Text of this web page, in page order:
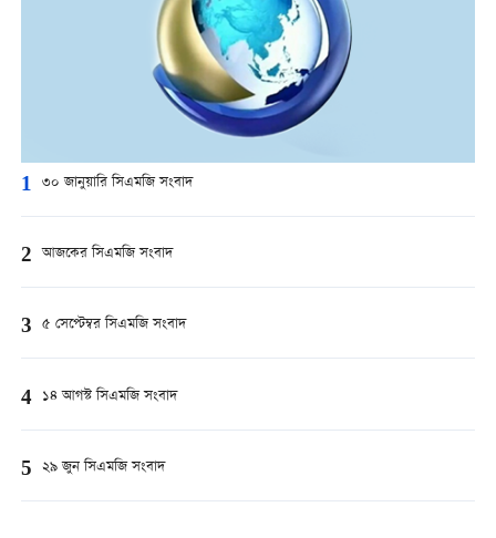
1 ৩০ জানুয়ারি সিএমজি সংবাদ
2 আজকের সিএমজি সংবাদ
3 ৫ সেপ্টেম্বর সিএমজি সংবাদ
4 ১৪ আগস্ট সিএমজি সংবাদ
5 ২৯ জুন সিএমজি সংবাদ